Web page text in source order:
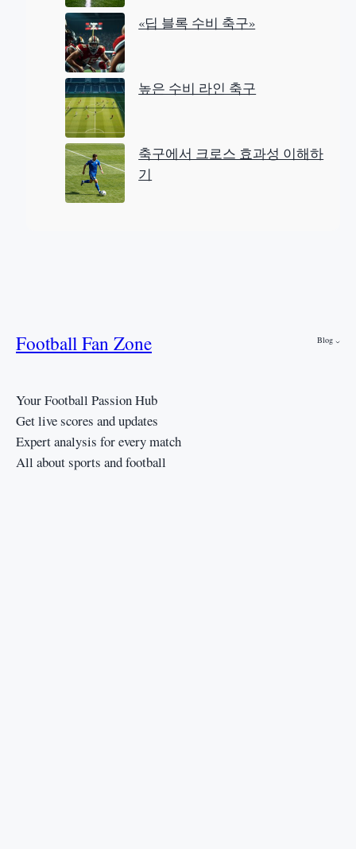
«딥 블록 수비 축구»
높은 수비 라인 축구
축구에서 크로스 효과성 이해하
기
Football Fan Zone
Your Football Passion Hub
Get live scores and updates
Expert analysis for every match
All about sports and football
Blog